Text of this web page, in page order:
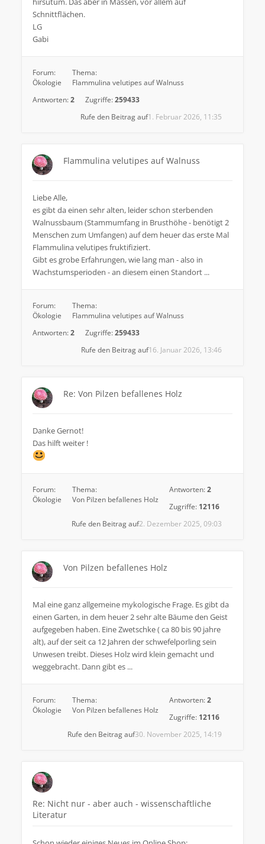
Schnittflächen.
LG
Gabi
Forum:
Ökologie
Thema:
Flammulina velutipes auf Walnuss
Antworten:2 Zugriffe:259433
1. Februar 2026, 11:35
Rufe den Beitrag auf
Flammulina velutipes auf Walnuss
Liebe Alle,
es gibt da einen sehr alten, leider schon sterbenden
Walnussbaum (Stammumfang in Brusthöhe - benötigt 2
Menschen zum Umfangen) auf dem heuer das erste Mal
Flammulina velutipes fruktifiziert.
Gibt es grobe Erfahrungen, wie lang man - also in
Wachstumsperioden - an diesem einen Standort ...
Forum:
Ökologie
Thema:
Flammulina velutipes auf Walnuss
Antworten:2 Zugriffe:259433
16. Januar 2026, 13:46
Rufe den Beitrag auf
Re: Von Pilzen befallenes Holz
Danke Gernot!
Das hilft weiter !
Forum:
Ökologie
Thema:
Von Pilzen befallenes Holz
Antworten:2
Zugriffe: 12116
2. Dezember 2025, 09:03
Rufe den Beitrag auf
Von Pilzen befallenes Holz
Mal eine ganz allgemeine mykologische Frage. Es gibt da
einen Garten, in dem heuer 2 sehr alte Bäume den Geist
aufgegeben haben. Eine Zwetschke ( ca 80 bis 90 jahre
alt), auf der seit ca 12 Jahren der schwefelporling sein
Unwesen treibt. Dieses Holz wird klein gemacht und
weggebracht. Dann gibt es ...
Forum:
Ökologie
Thema:
Von Pilzen befallenes Holz
Antworten:2
Zugriffe: 12116
30. November 2025, 14:19
Rufe den Beitrag auf
Re: Nicht nur - aber auch - wissenschaftliche
Literatur